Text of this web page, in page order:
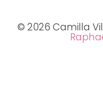
© 2026 Camilla